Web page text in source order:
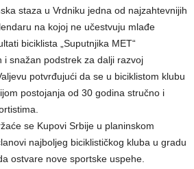
staza u Vrdniku jedna od najzahtevnijih
na kojoj ne učestvuju mlađe
biciklista „Suputnjika MET“
i snažan podstrek za dalji razvoj
potvrđujući da se u biciklistom klubu
postojanja od 30 godina stručno i
se Kupovi Srbije u planinskom
najboljeg biciklističkog kluba u gradu
ostvare nove sportske uspehe.